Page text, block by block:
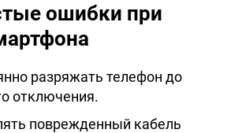
ошибки при
разряжать телефон до
отключения.
поврежденный кабель